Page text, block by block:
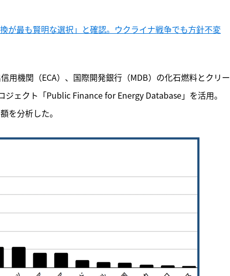
が最も賢明な選択」と確認。ウクライナ戦争でも方針不変
用機関（ECA）、国際開発銀行（MDB）の化石燃料とクリー
ェクト「Public Finance for Energy Database」を活用。
を分析した。